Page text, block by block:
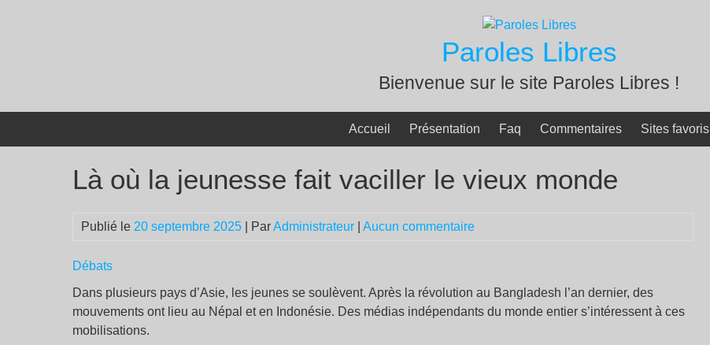
Paroles Libres
Bienvenue sur le site Paroles Libres !
Accueil Présentation Faq Commentaires Sites favoris
Là où la jeunesse fait vaciller le vieux monde
Publié le 20 septembre 2025 | ParAdministrateur Aucun commentaire
Débats
Dans plusieurs pays d’Asie, les jeunes se soulèvent. Après la révolution au Bangladesh l’an dernier, des
mouvements ont lieu au Népal et en Indonésie. Des médias indépendants du monde entier s’intéressent à ces
mobilisations.